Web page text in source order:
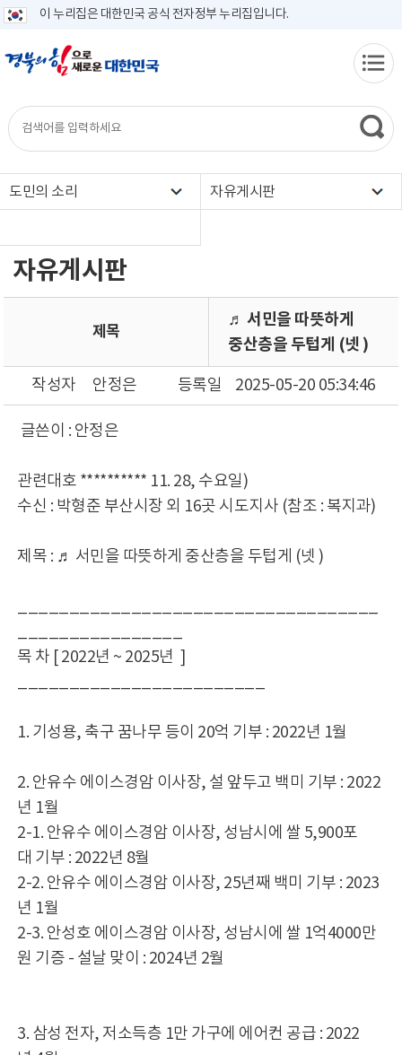
이 누리집은 대한민국 공식 전자정부 누리집입니다.
도민의 소리 자유게시판
자유게시판
제목
♬ 서민을 따뜻하게
중산층을 두텁게 (넷 )
등록일 2025-05-20 05:34:46
작성자 안정은
글쓴이 : 안정은
관련대호 ********** 11. 28, 수요일)
수신 : 박형준 부산시장 외 16곳 시도지사 (참조 : 복지과)
제목 : ♬ 서민을 따뜻하게 중산층을 두텁게 (넷 )
목 차 [ 2022년 ~ 2025년 ]
1. 기성용, 축구 꿈나무 등이 20억 기부 : 2022년 1월
2. 안유수 에이스경암 이사장, 설 앞두고 백미 기부 : 2022
년 1월
2-1. 안유수 에이스경암 이사장, 성남시에 쌀 5,900포
대 기부 : 2022년 8월
2-2. 안유수 에이스경암 이사장, 25년째 백미 기부 : 2023
년 1월
2-3. 안성호 에이스경암 이사장, 성남시에 쌀 1억4000만
원 기증 - 설날 맞이 : 2024년 2월
3. 삼성 전자, 저소득층 1만 가구에 에어컨 공급 : 2022